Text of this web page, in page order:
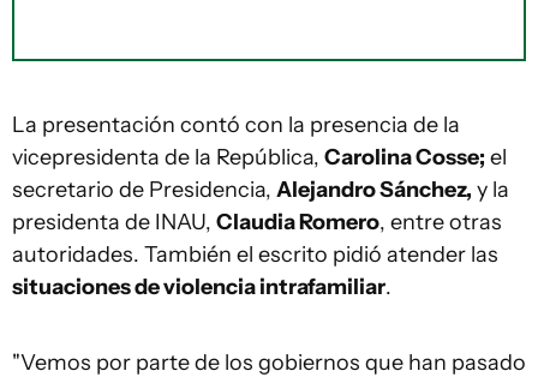
La presentación contó con la presencia de la
vicepresidenta de la República, Carolina Cosse; el
secretario de Presidencia, Alejandro Sánchez, y la
presidenta de INAU, Claudia Romero, entre otras
autoridades. También el escrito pidió atender las
situaciones de violencia intrafamiliar.
"Vemos por parte de los gobiernos que han pasado